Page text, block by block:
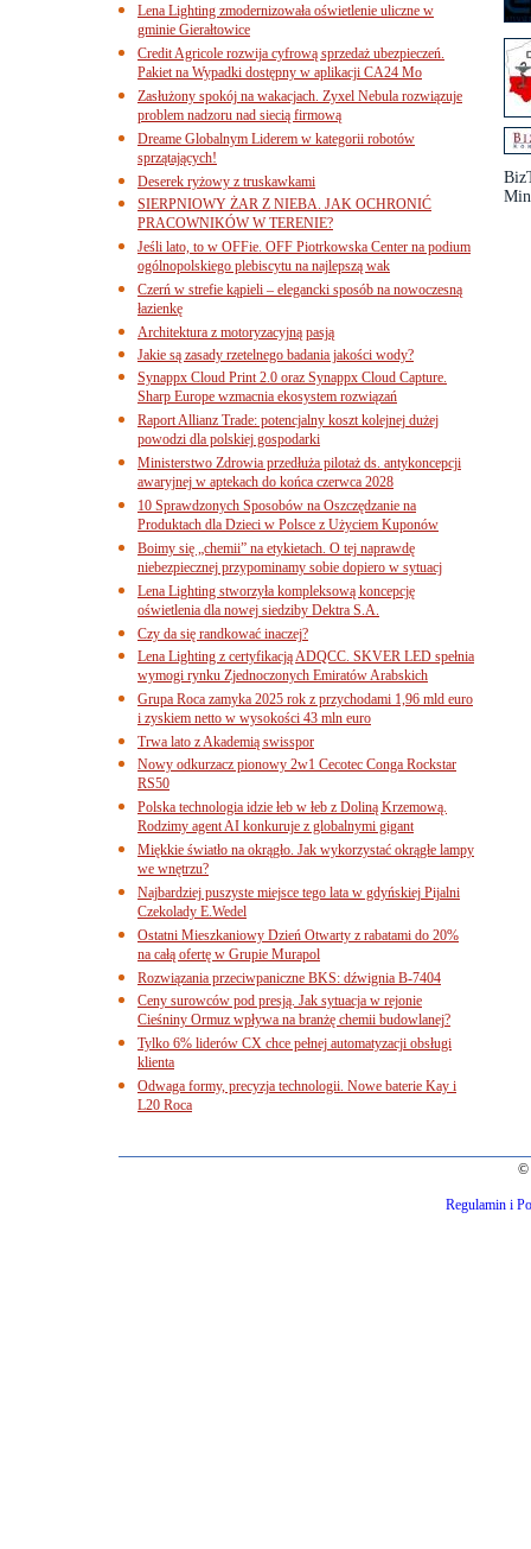
Lena Lighting zmodernizowała oświetlenie uliczne w
gminie Gierałtowice
Credit Agricole rozwija cyfrową sprzedaż ubezpieczeń.
Pakiet na Wypadki dostępny w aplikacji CA24 Mo
Zasłużony spokój na wakacjach. Zyxel Nebula rozwiązuje
problem nadzoru nad siecią firmową
Dreame Globalnym Liderem w kategorii robotów
sprzątających!
Deserek ryżowy z truskawkami
SIERPNIOWY ŻAR Z NIEBA. JAK OCHRONIĆ
PRACOWNIKÓW W TERENIE?
Jeśli lato, to w OFFie. OFF Piotrkowska Center na podium
ogólnopolskiego plebiscytu na najlepszą wak
Czerń w strefie kąpieli – elegancki sposób na nowoczesną
łazienkę
Architektura z motoryzacyjną pasją
Jakie są zasady rzetelnego badania jakości wody?
Synappx Cloud Print 2.0 oraz Synappx Cloud Capture.
Sharp Europe wzmacnia ekosystem rozwiązań
Raport Allianz Trade: potencjalny koszt kolejnej dużej
powodzi dla polskiej gospodarki
Ministerstwo Zdrowia przedłuża pilotaż ds. antykoncepcji
awaryjnej w aptekach do końca czerwca 2028
10 Sprawdzonych Sposobów na Oszczędzanie na
Produktach dla Dzieci w Polsce z Użyciem Kuponów
Boimy się „chemii” na etykietach. O tej naprawdę
niebezpiecznej przypominamy sobie dopiero w sytuacj
Lena Lighting stworzyła kompleksową koncepcję
oświetlenia dla nowej siedziby Dektra S.A.
Czy da się randkować inaczej?
Lena Lighting z certyfikacją ADQCC. SKVER LED spełnia
wymogi rynku Zjednoczonych Emiratów Arabskich
Grupa Roca zamyka 2025 rok z przychodami 1,96 mld euro
i zyskiem netto w wysokości 43 mln euro
Trwa lato z Akademią swisspor
Nowy odkurzacz pionowy 2w1 Cecotec Conga Rockstar
RS50
Polska technologia idzie łeb w łeb z Doliną Krzemową.
Rodzimy agent AI konkuruje z globalnymi gigant
Miękkie światło na okrągło. Jak wykorzystać okrągłe lampy
we wnętrzu?
Najbardziej puszyste miejsce tego lata w gdyńskiej Pijalni
Czekolady E.Wedel
Ostatni Mieszkaniowy Dzień Otwarty z rabatami do 20%
na całą ofertę w Grupie Murapol
Rozwiązania przeciwpaniczne BKS: dźwignia B-7404
Ceny surowców pod presją. Jak sytuacja w rejonie
Cieśniny Ormuz wpływa na branżę chemii budowlanej?
Tylko 6% liderów CX chce pełnej automatyzacji obsługi
klienta
Odwaga formy, precyzja technologii. Nowe baterie Kay i
L20 Roca
©
Regulamin i